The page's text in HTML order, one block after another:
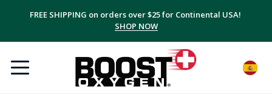
FREE SHIPPING on orders over $25 for Continental USA!
SHOP NOW